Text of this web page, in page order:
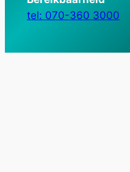
tel: 070-360 3000